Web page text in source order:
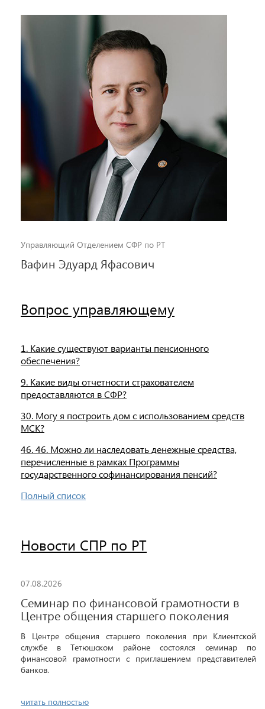
Управляющий Отделением СФР по РТ
Вафин Эдуард Яфасович
Вопрос управляющему
1. Какие существуют варианты пенсионного
обеспечения?
9. Какие виды отчетности страхователем
предоставляются в СФР?
30. Могу я построить дом с использованием средств
МСК?
46. 46. Можно ли наследовать денежные средства,
перечисленные в рамках Программы
государственного софинансирования пенсий?
Полный список
Новости СПР по РТ
07.08.2026
Семинар по финансовой грамотности в
Центре общения старшего поколения
В Центре общения старшего поколения при Клиентской
службе в Тетюшском районе состоялся семинар по
финансовой грамотности с приглашением представителей
банков.
читать полностью